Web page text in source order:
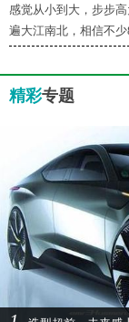
感觉从小到大，步步
遍大江南北，相信不
精彩专题